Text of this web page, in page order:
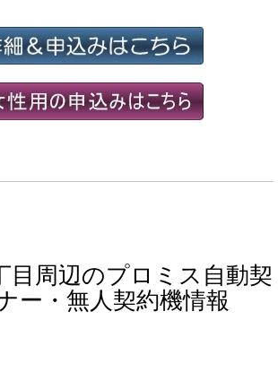
目周辺のプロミス自動契
ー・無人契約機情報